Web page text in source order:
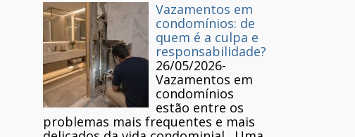
Vazamentos em
condomínios: de
quem é a culpa e
responsabilidade?
26/05/2026-
Vazamentos em
condomínios
estão entre os
problemas mais frequentes e mais